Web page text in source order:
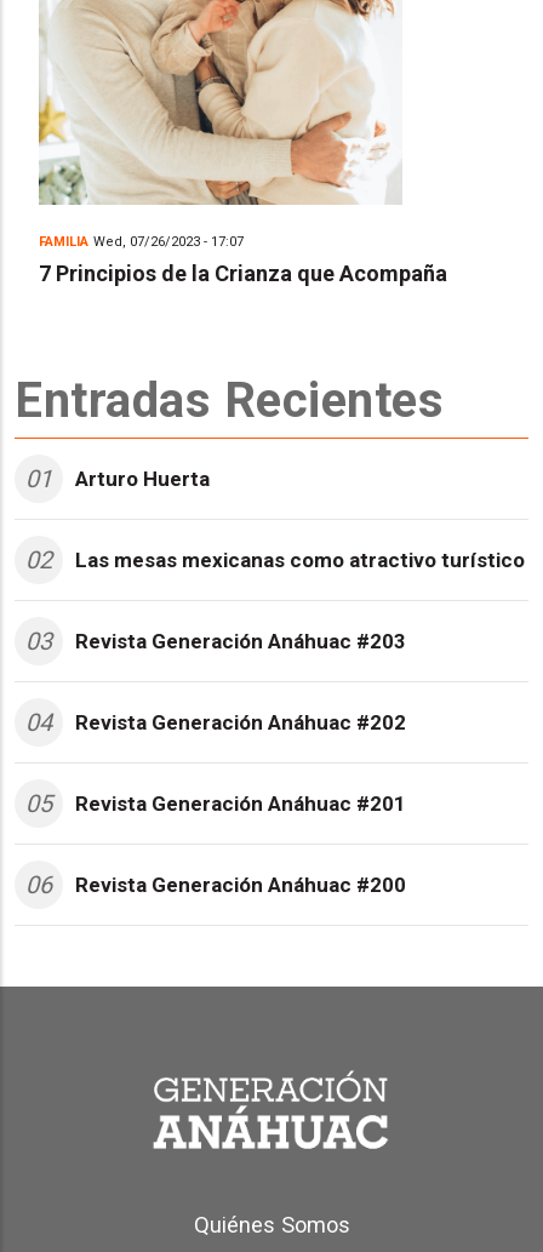
FAMILIA Wed, 07/26/2023 - 17:07
7 Principios de la Crianza que Acompaña
Entradas Recientes
01 Arturo Huerta
02 Las mesas mexicanas como atractivo turístico
03 Revista Generación Anáhuac #203
04 Revista Generación Anáhuac #202
05 Revista Generación Anáhuac #201
06 Revista Generación Anáhuac #200
Quiénes Somos